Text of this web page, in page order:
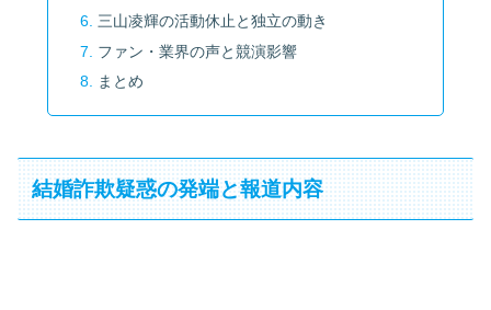
三山凌輝の活動休止と独立の動き
ファン・業界の声と競演影響
まとめ
結婚詐欺疑惑の発端と報道内容